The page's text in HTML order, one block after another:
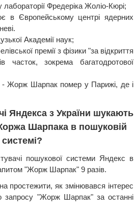
Фредеріка Жоліо-Кюрі;
в Європейському центрі ядерних
Академії наук;
премії з фізики "за відкриття
часток, зокрема багатодротової
- Жорж Шарпак помер у Парижі, де і
Яндекса з України шукають
Шарпака в пошуковій
системі?
пошукової системи Яндекс в
"Жорж Шарпак" 9 разів.
простежити, як змінювався інтерес
запросу "Жорж Шарпак" за останні